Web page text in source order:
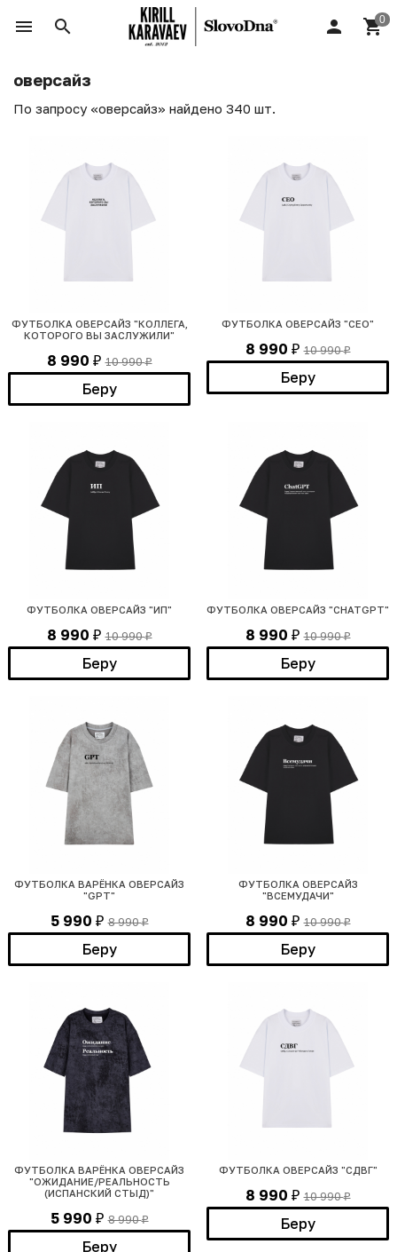
оверсайз
По запросу «оверсайз» найдено 340 шт.
ФУТБОЛКА ОВЕРСАЙЗ "КОЛЛЕГА,
КОТОРОГО ВЫ ЗАСЛУЖИЛИ"
8 990 ₽ 10 990₽
Беру
ФУТБОЛКА ОВЕРСАЙЗ "СЕО"
8 990 ₽ 10 990₽
Беру
ФУТБОЛКА ОВЕРСАЙЗ "ИП"
8 990 ₽ 10 990₽
Беру
ФУТБОЛКА ОВЕРСАЙЗ "CHATGPT"
8 990 ₽ 10 990₽
Беру
ФУТБОЛКА ВАРЁНКА ОВЕРСАЙЗ
"GPT"
5 990 ₽ 8 990₽
Беру
ФУТБОЛКА ОВЕРСАЙЗ
"ВСЕМУДАЧИ"
8 990 ₽ 10 990₽
Беру
ФУТБОЛКА ВАРЁНКА ОВЕРСАЙЗ
"ОЖИДАНИЕ/РЕАЛЬНОСТЬ
(ИСПАНСКИЙ СТЫД)"
5 990 ₽ 8 990₽
Беру
ФУТБОЛКА ОВЕРСАЙЗ "СДВГ"
8 990 ₽ 10 990₽
Беру